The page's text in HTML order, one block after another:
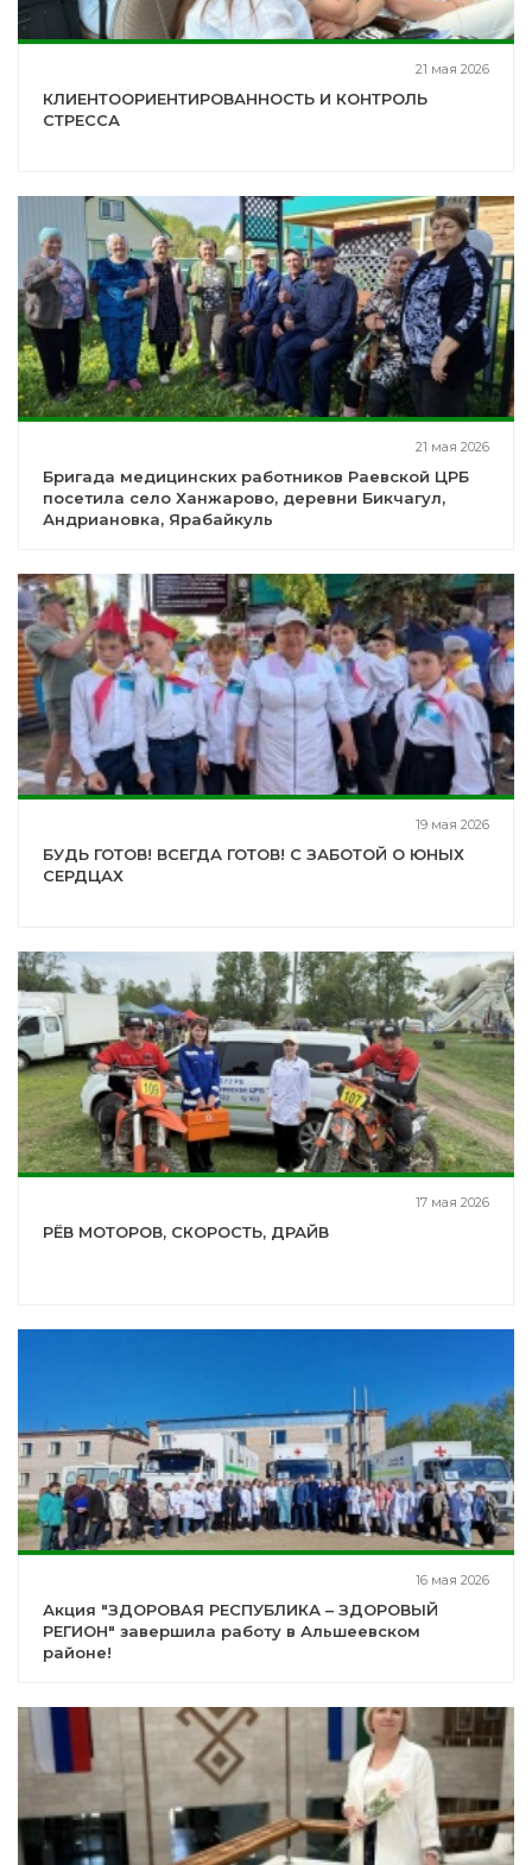
21 мая 2026
КЛИЕНТООРИЕНТИРОВАННОСТЬ И КОНТРОЛЬ
СТРЕССА
21 мая 2026
Бригада медицинских работников Раевской ЦРБ
посетила село Ханжарово, деревни Бикчагул,
Андриановка, Ярабайкуль
19 мая 2026
БУДЬ ГОТОВ! ВСЕГДА ГОТОВ! С ЗАБОТОЙ О ЮНЫХ
СЕРДЦАХ
17 мая 2026
РЁВ МОТОРОВ, СКОРОСТЬ, ДРАЙВ
16 мая 2026
Акция "ЗДОРОВАЯ РЕСПУБЛИКА – ЗДОРОВЫЙ
РЕГИОН" завершила работу в Альшеевском
районе!